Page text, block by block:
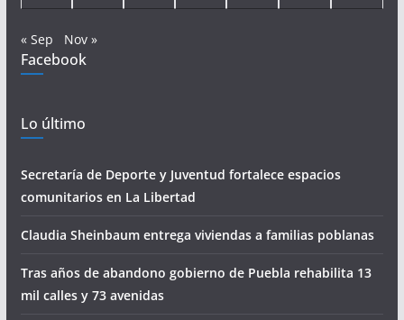
« Sep Nov »
Facebook
Lo último
Secretaría de Deporte y Juventud fortalece espacios
comunitarios en La Libertad
Claudia Sheinbaum entrega viviendas a familias poblanas
Tras años de abandono gobierno de Puebla rehabilita 13
mil calles y 73 avenidas